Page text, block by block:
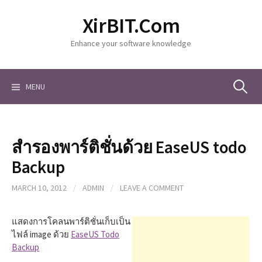
o
XirBIT.Com
Enhance your software knowledge
MENU S
a
สำรองพาร์ติชั่นด้วย EaseUS todo
Backup
MARCH 10, 2012 / ADMIN / LEAVE A COMMENT
แสดงการโคลนพาร์ติชั่นเก็บเป็น
ไฟล์ image ด้วย EaseUS Todo
Backup